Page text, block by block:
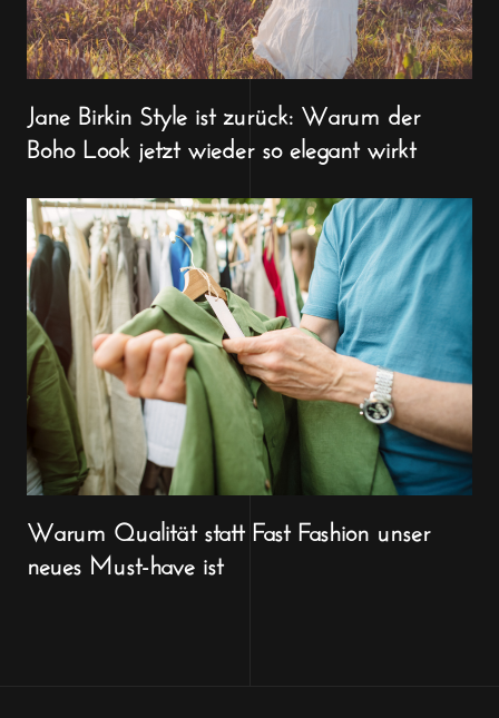
Jane Birkin Style ist zurück: Warum der
Boho Look jetzt wieder so elegant wirkt
Warum Qualität statt Fast Fashion unser
neues Must-have ist